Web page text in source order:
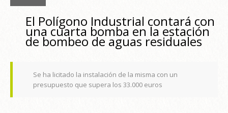
El Polígono Industrial contará con
una cuarta bomba en la estación
de bombeo de aguas residuales
Se ha licitado la instalación de la misma con un
presupuesto que supera los 33.000 euros